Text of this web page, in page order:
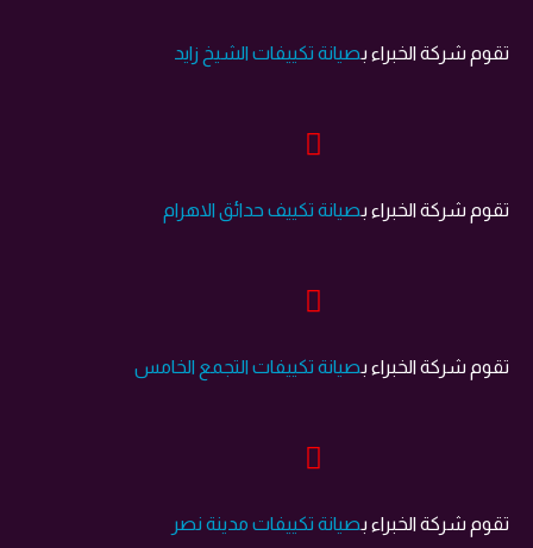
تقوم شركة الخبراء بصيانة تكييفات الشيخ زايد
تقوم شركة الخبراء بصيانة تكييف حدائق اﻻهرام
تقوم شركة الخبراء بصيانة تكييفات التجمع الخامس
تقوم شركة الخبراء بصيانة تكييفات مدينة نصر